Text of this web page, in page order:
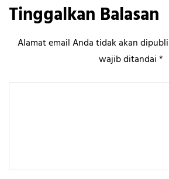
Tinggalkan Balasan
Alamat email Anda tidak akan
wajib ditandai*